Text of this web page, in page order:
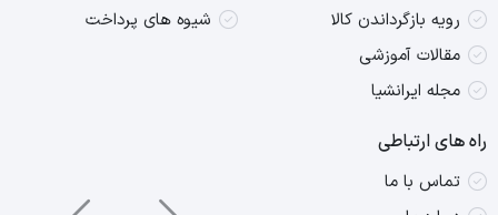
رویه بازگرداندن کالا
مقالات آموزشی
مجله ایرانشیا
شیوه های پرداخت
راه های ارتباطی
تماس با ما